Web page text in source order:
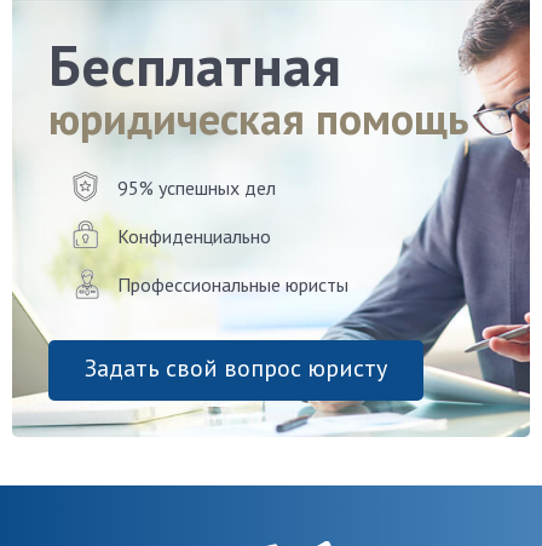
Бесплатная
юридическая помощь
95% успешных дел
Конфиденциально
Профессиональные юристы
Задать свой вопрос юристу